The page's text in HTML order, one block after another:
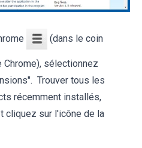
(dans le coin
Chrome), sélectionnez
Trouver tous les
récemment installés,
cliquez sur l'icône de la